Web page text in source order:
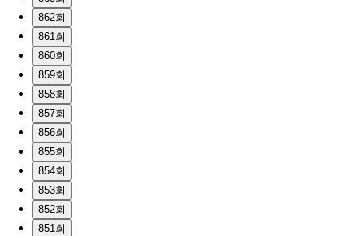
862회
861회
860회
859회
858회
857회
856회
855회
854회
853회
852회
851회